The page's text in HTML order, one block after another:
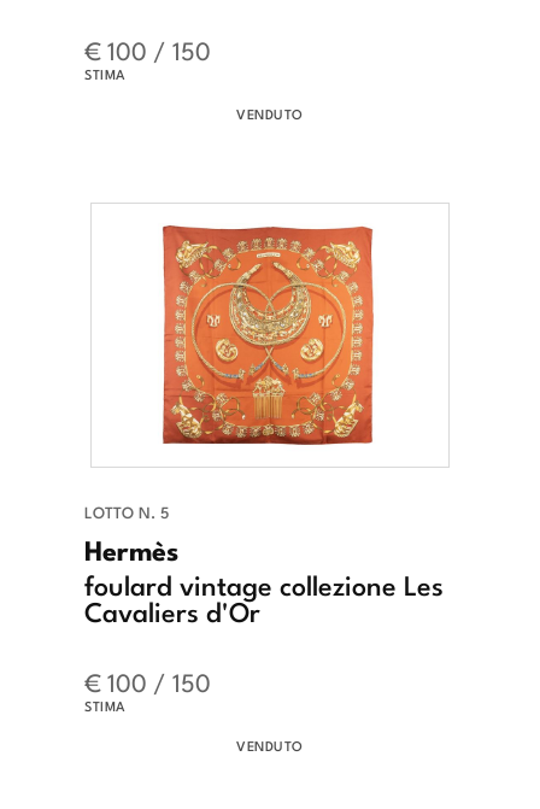
€ 100 / 150
STIMA
VENDUTO
LOTTO N. 5
Hermès
foulard vintage collezione Les
Cavaliers d'Or
€ 100 / 150
STIMA
VENDUTO